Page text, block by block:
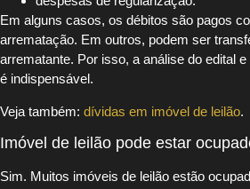
Em alguns casos, os débitos são pagos
arrematação. Em outros, podem ser
arrematante. Por isso, a análise do edital
é indispensável.
Veja também: dívidas em imóvel de leilão.
Imóvel de leilão pode estar
Sim. Muitos imóveis de leilão estão